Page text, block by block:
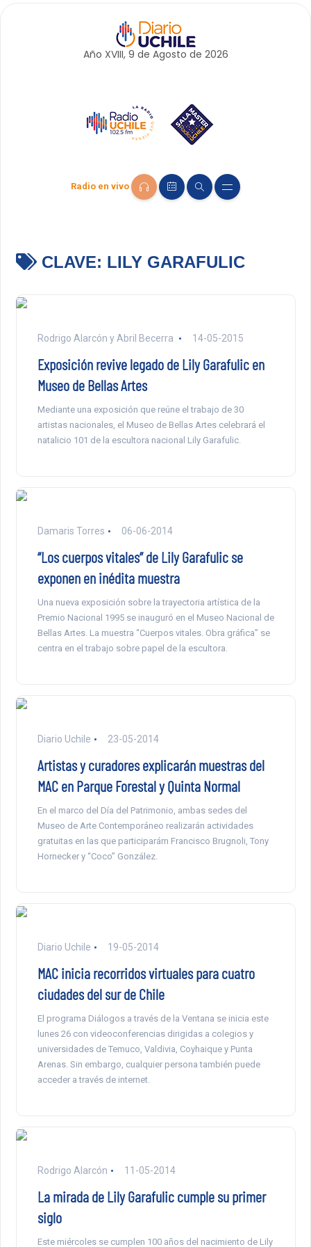
Año XVIII, 9 de Agosto de 2026
Radio en vivo
CLAVE: LILY GARAFULIC
Rodrigo Alarcón y Abril Becerra 14-05-2015
Exposición revive legado de Lily Garafulic en
Museo de Bellas Artes
Mediante una exposición que reúne el trabajo de 30
artistas nacionales, el Museo de Bellas Artes celebrará el
natalicio 101 de la escultora nacional Lily Garafulic.
Damaris Torres 06-06-2014
“Los cuerpos vitales” de Lily Garafulic se
exponen en inédita muestra
Una nueva exposición sobre la trayectoria artística de la
Premio Nacional 1995 se inauguró en el Museo Nacional de
Bellas Artes. La muestra “Cuerpos vitales. Obra gráfica” se
centra en el trabajo sobre papel de la escultora.
Diario Uchile 23-05-2014
Artistas y curadores explicarán muestras del
MAC en Parque Forestal y Quinta Normal
En el marco del Día del Patrimonio, ambas sedes del
Museo de Arte Contemporáneo realizarán actividades
gratuitas en las que participarám Francisco Brugnoli, Tony
Hornecker y “Coco” González.
Diario Uchile 19-05-2014
MAC inicia recorridos virtuales para cuatro
ciudades del sur de Chile
El programa Diálogos a través de la Ventana se inicia este
lunes 26 con videoconferencias dirigidas a colegios y
universidades de Temuco, Valdivia, Coyhaique y Punta
Arenas. Sin embargo, cualquier persona también puede
acceder a través de internet.
Rodrigo Alarcón 11-05-2014
La mirada de Lily Garafulic cumple su primer
siglo
Este miércoles se cumplen 100 años del nacimiento de Lily